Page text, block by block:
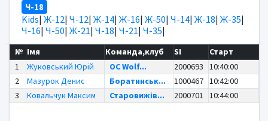
Ч-18
Kids| Ж-12| Ч-12| Ж-14| Ж-16| Ж-50| Ч-14| Ж-18| Ж-35|
Ч-16| Ч-50| Ж-21| Ч-18| Ч-21| Ч-35|
№ Імя Команда,клуб SI
Старт
1
Жуковський Юрій OC Wolf... 2000693
10:40:00
2
Мазурок Денис Боратинськ... 1000467 10:42:00
3
Ковальчук Максим Старовижів... 2000701 10:44:00